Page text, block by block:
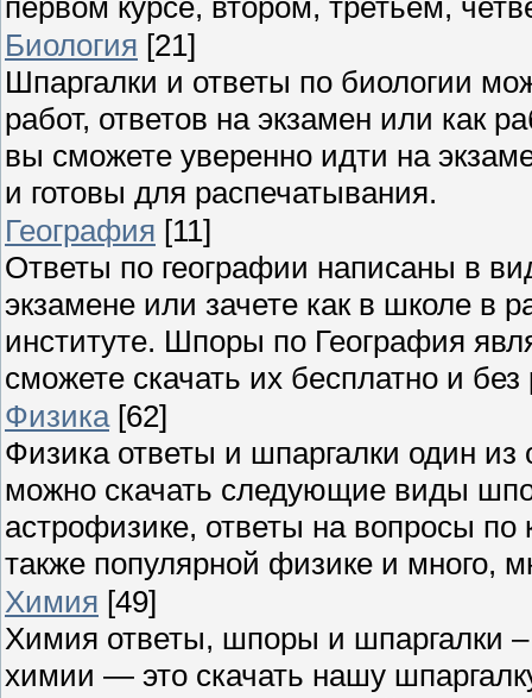
Биология [21]
Шпаргалки и ответы по биологии
работ, ответов на экзамен или как
вы сможете уверенно идти на
и готовы для распечатывания.
География [11]
Ответы по географии написаны в
экзамене или зачете как в школе в
институте. Шпоры по География
сможете скачать их бесплатно и без
Физика [62]
Физика ответы и шпаргалки один
можно скачать следующие виды
астрофизике, ответы на вопросы
также популярной физике и много,
Химия [49]
Химия ответы, шпоры и шпаргалки
химии — это скачать нашу